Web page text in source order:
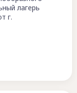
лагерь
г.